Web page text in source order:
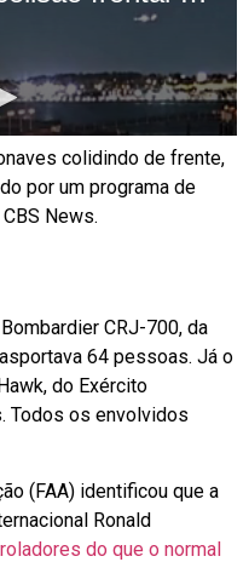
colidindo de frente,
por um programa de
News.
CRJ-700, da
64 pessoas. Já o
do Exército
Todos os envolvidos
(FAA) identificou que a
Ronald
do que o normal